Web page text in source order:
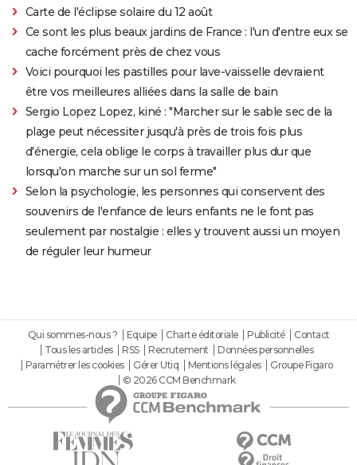
Carte de l'éclipse solaire du 12 août
Ce sont les plus beaux jardins de France : l'un d'entre eux se
cache forcément près de chez vous
Voici pourquoi les pastilles pour lave-vaisselle devraient
être vos meilleures alliées dans la salle de bain
Sergio Lopez Lopez, kiné : "Marcher sur le sable sec de la
plage peut nécessiter jusqu'à près de trois fois plus
d'énergie, cela oblige le corps à travailler plus dur que
lorsqu'on marche sur un sol ferme"
Selon la psychologie, les personnes qui conservent des
souvenirs de l'enfance de leurs enfants ne le font pas
seulement par nostalgie : elles y trouvent aussi un moyen
de réguler leur humeur
Qui sommes-nous ? Equipe Charte éditoriale Publicité
Contact
Tous les articles
RSS Recrutement
Données personnelles
Paramétrer les cookies
Gérer Utiq Mentions légales
Groupe Figaro
© 2026 CCM Benchmark